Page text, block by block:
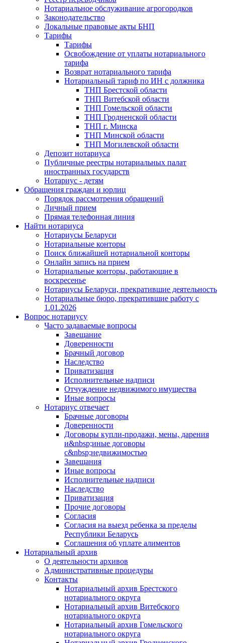
Нотариальное обслуживание агрогородков
Законодательство
Локальные правовые акты БНП
Тарифы
Тарифы
Освобождение от уплаты нотариального
тарифа
Возврат нотариального тарифа
Нотариальный тариф по ИН с должника
ТНП Брестской области
ТНП Витебской области
ТНП Гомельской области
ТНП Гродненской области
ТНП г. Минска
ТНП Минской области
ТНП Могилевской области
Депозит нотариуса
Публичные реестры нотариальных палат
иностранных государств
Нотариус - детям
Обращения граждан и юрлиц
Порядок рассмотрения обращений
Личный прием
Прямая телефонная линия
Найти нотариуса
Нотариусы Беларуси
Нотариальные конторы
Поиск ближайшей нотариальной конторы
Онлайн запись на прием
Нотариальные конторы, работающие в
воскресенье
Нотариусы Беларуси, прекратившие деятельность
Нотариальные бюро, прекратившие работу с
1.01.2026
Вопрос нотариусу
Часто задаваемые вопросы
Завещание
Доверенности
Брачный договор
Наследство
Приватизация
Исполнительные надписи
Отчуждение недвижимого имущества
Иные вопросы
Нотариус отвечает
Брачные договоры
Доверенности
Договоры купли-продажи, мены, дарения
и&nbsp;иные договоры
с&nbsp;недвижимостью
Завещания
Иные вопросы
Исполнительные надписи
Наследство
Приватизация
Прочие договоры
Согласия
Согласия на выезд ребенка за пределы
Республики Беларусь
Соглашения об уплате алиментов
Нотариальный архив
О деятельности архивов
Административные процедуры
Контакты
Нотариальный архив Брестского
нотариального округа
Нотариальный архив Витебского
нотариального округа
Нотариальный архив Гомельского
нотариального округа